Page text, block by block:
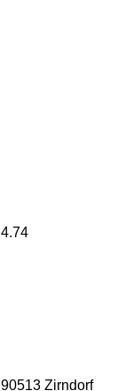
4.74
90513 Zirndorf